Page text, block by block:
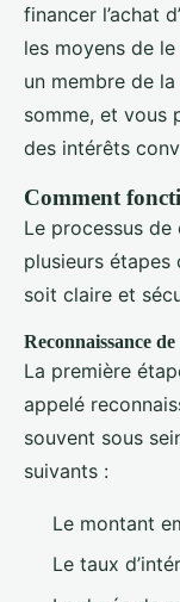
financer l’achat
les moyens de
un membre de
somme, et vous
des intérêts
Comment
Le processus
plusieurs étapes
soit claire et
Reconnaissance de
La première
appelé
souvent sous
suivants :
Le montant
Le taux